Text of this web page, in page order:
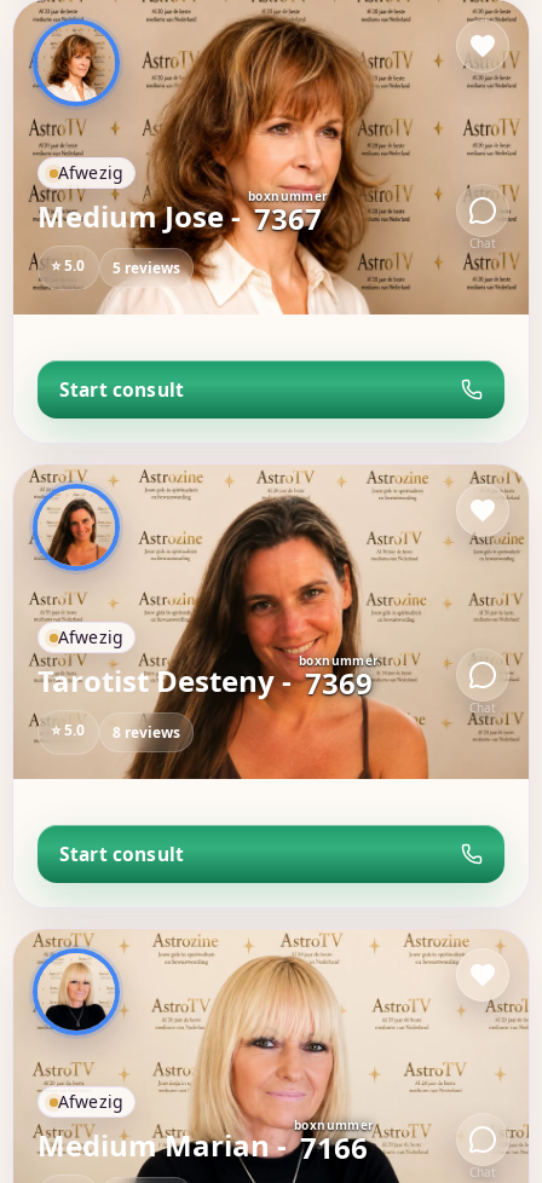
Chat
Afwezig
Medium Jose -boxnummer
7367
⭐ 5.0 5 reviews
Start consult
Chat
Afwezig
Tarotist Desteny -boxnummer
7369
⭐ 5.0 8 reviews
Start consult
Chat
Afwezig
Medium Marian -boxnummer
7166